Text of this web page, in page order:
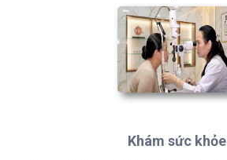
Khám sức khỏe